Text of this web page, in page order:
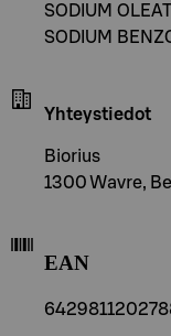
SODIUM
SODIUM
Yhteystiedot
Biorius
1300 Wavre,
EAN